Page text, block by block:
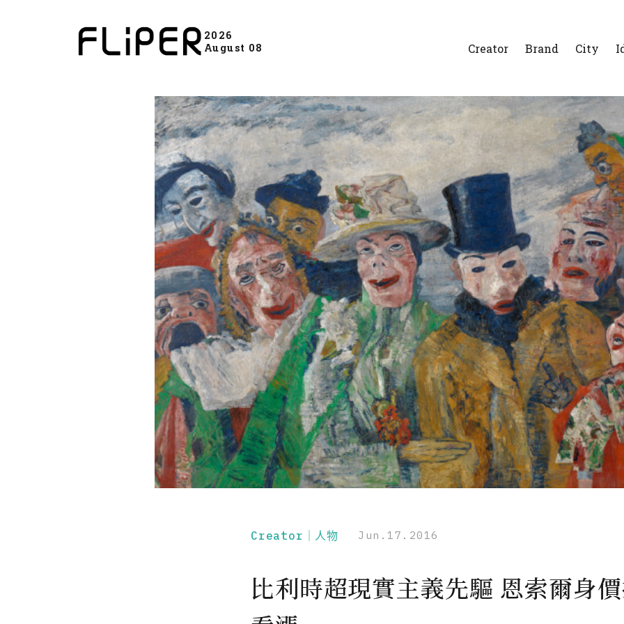
2026
August 08
Creator Brand City
Creator｜人物 Jun.17.2016
比利時超現實主義先驅 恩索爾身